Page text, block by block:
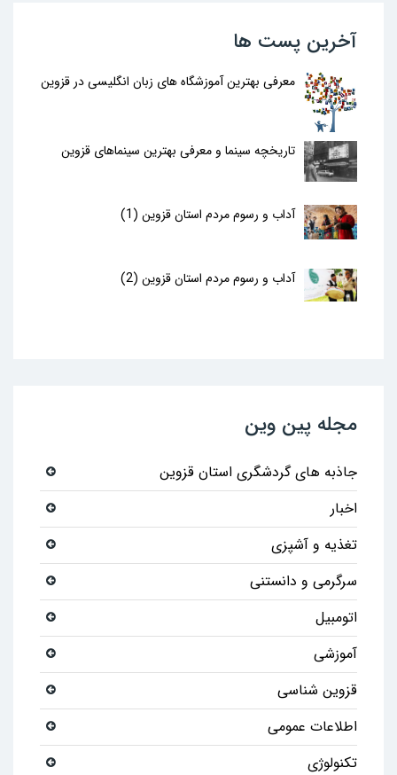
آخرین پست ها
معرفی بهترین آموزشگاه های زبان انگلیسی در قزوین
تاریخچه سینما و معرفی بهترین سینماهای قزوین
آداب و رسوم مردم استان قزوین (1)
آداب و رسوم مردم استان قزوین (2)
مجله پین وین
جاذبه های گردشگری استان قزوین
اخبار
تغذیه و آشپزی
سرگرمی و دانستنی
اتومبیل
آموزشی
قزوین شناسی
اطلاعات عمومی
تکنولوژی